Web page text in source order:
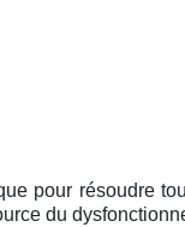
pour résoudre
du